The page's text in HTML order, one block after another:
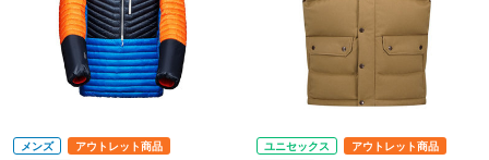
メンズ
アウトレット商品
ユニセックス
アウトレット商品